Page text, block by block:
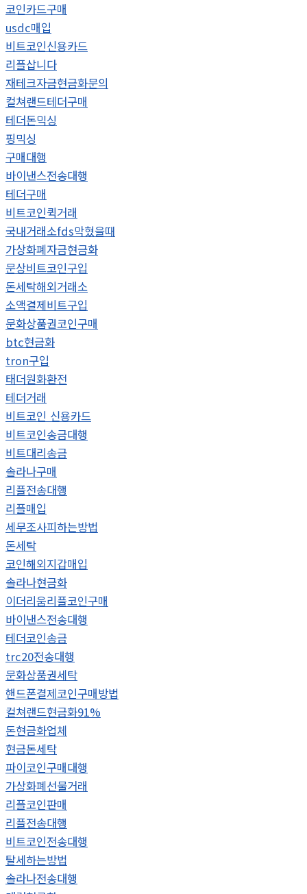
코인카드구매
usdc매입
비트코인신용카드
리플삽니다
재테크자금현금화문의
컬쳐랜드테더구매
테더돈믹싱
핑믹싱
구매대행
바이낸스전송대행
테더구매
비트코인퀵거래
국내거래소fds막혔을때
가상화폐자금현금화
문상비트코인구입
돈세탁해외거래소
소액결제비트구입
문화상품권코인구매
btc현금화
tron구입
태더원화환전
테더거래
비트코인 신용카드
비트코인송금대행
비트대리송금
솔라나구매
리플전송대행
리플매입
세무조사피하는방법
돈세탁
코인해외지갑매입
솔라나현금화
이더리움리플코인구매
바이낸스전송대행
테더코인송금
trc20전송대행
문화상품권세탁
핸드폰결제코인구매방법
컬쳐랜드현금화91%
돈현금화업체
현금돈세탁
파이코인구매대행
가상화폐선물거래
리플코인판매
리플전송대행
비트코인전송대행
탈세하는방법
솔라나전송대행